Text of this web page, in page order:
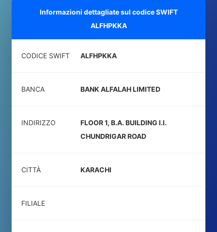
Informazioni dettagliate sul codice SWIFT
ALFHPKKA
CODICE SWIFT ALFHPKKA
BANCA BANK ALFALAH LIMITED
INDIRIZZO
FLOOR 1, B.A. BUILDING I.I.
CHUNDRIGAR ROAD
CITTÀ KARACHI
FILIALE